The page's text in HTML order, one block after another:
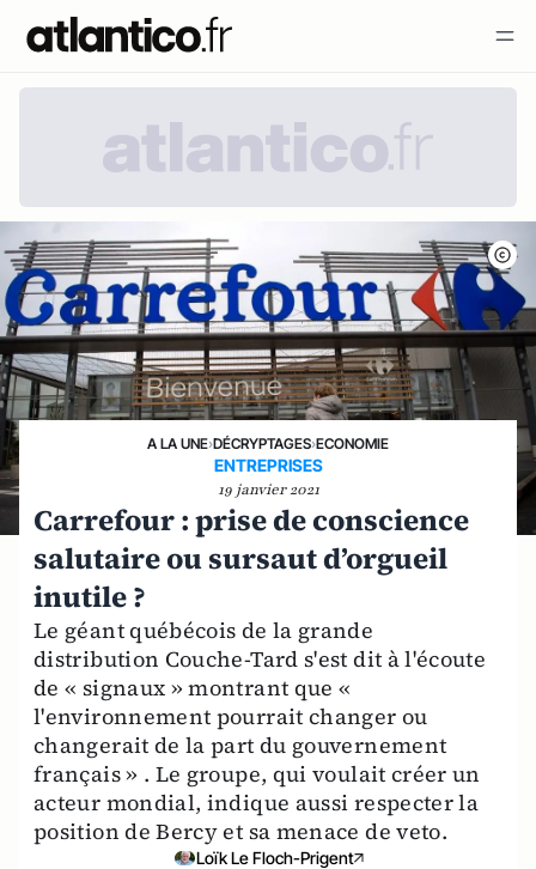
A LA UNE›DÉCRYPTAGES›ECONOMIE
ENTREPRISES
19 janvier 2021
Carrefour : prise de conscience
salutaire ou sursaut d’orgueil
inutile ?
Le géant québécois de la grande
distribution Couche-Tard s'est dit à l'écoute
de « signaux » montrant que «
l'environnement pourrait changer ou
changerait de la part du gouvernement
français » . Le groupe, qui voulait créer un
acteur mondial, indique aussi respecter la
position de Bercy et sa menace de veto.
Loïk Le Floch-Prigent